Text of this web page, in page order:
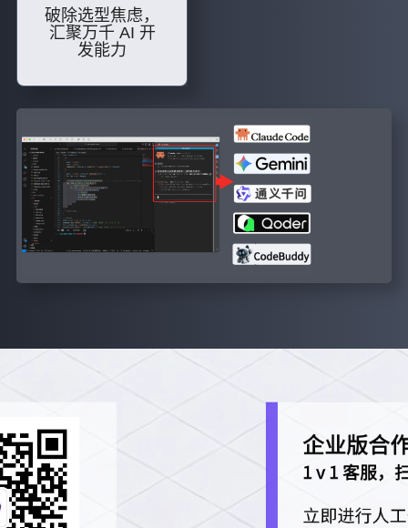
破除选型焦虑，
汇聚万千 AI 开
发能力